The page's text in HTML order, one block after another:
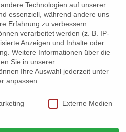
events.de
Technologien auf unserer
essenziell, während andere uns
Erfahrung zu verbessern.
verarbeitet werden (z. B. IP-
Anzeigen und Inhalte oder
Weitere Informationen über die
Sie in unserer
Ihre Auswahl jederzeit unter
anpassen.
Externe Medien